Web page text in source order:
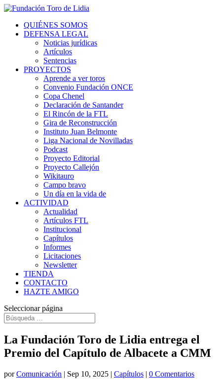
QUIÉNES SOMOS
DEFENSA LEGAL
Noticias jurídicas
Artículos
Sentencias
PROYECTOS
Aprende a ver toros
Convenio Fundación ONCE
Copa Chenel
Declaración de Santander
El Rincón de la FTL
Gira de Reconstrucción
Instituto Juan Belmonte
Liga Nacional de Novilladas
Podcast
Proyecto Editorial
Proyecto Callejón
Wikitauro
Campo bravo
Un día en la vida de
ACTIVIDAD
Actualidad
Artículos FTL
Institucional
Capítulos
Informes
Licitaciones
Newsletter
TIENDA
CONTACTO
HAZTE AMIGO
Seleccionar página
La Fundación Toro de Lidia entrega el
Premio del Capítulo de Albacete a CMM
porComunicación | Sep 10, 2025 | Capítulos | 0 Comentarios